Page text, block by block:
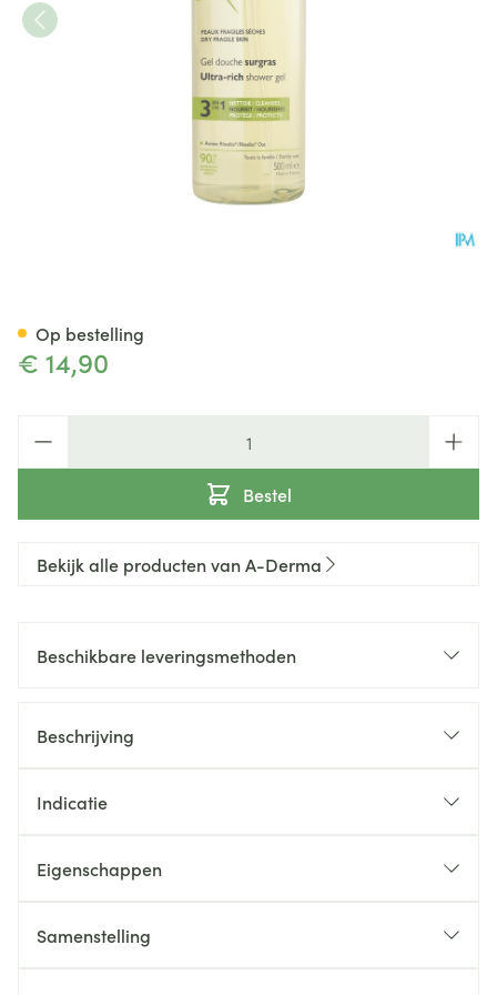
€ 14,90
Bestel
Op bestelling
Bekijk alle producten van A-Derma
Beschikbare leveringsmethoden
Beschrijving
Indicatie
Eigenschappen
Samenstelling